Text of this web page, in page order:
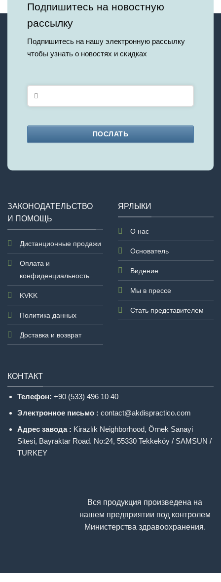
Подпишитесь на новостную
рассылку
Подпишитесь на нашу электронную рассылку
чтобы узнать о новостях и скидках
ПОСЛАТЬ
left
blank
ЗАКОНОДАТЕЛЬСТВО
И ПОМОЩЬ
Дистанционные продажи
Оплата и
конфиденциальность
KVKK
Политика данных
Доставка и возврат
ЯРЛЫКИ
О нас
Основатель
Видение
Мы в прессе
Стать представителем
КОНТАКТ
Телефон: +90 (533) 496 10 40
Электронное письмо : contact@akdispractico.com
Адрес завода : Kirazlık Neighborhood, Örnek Sanayi
Sitesi, Bayraktar Road. No:24, 55330 Tekkeköy / SAMSUN /
TURKEY
Вся продукция произведена на
нашем предприятии под контролем
Министерства здравоохранения.